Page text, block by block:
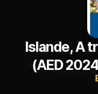
Islande, A
(AED